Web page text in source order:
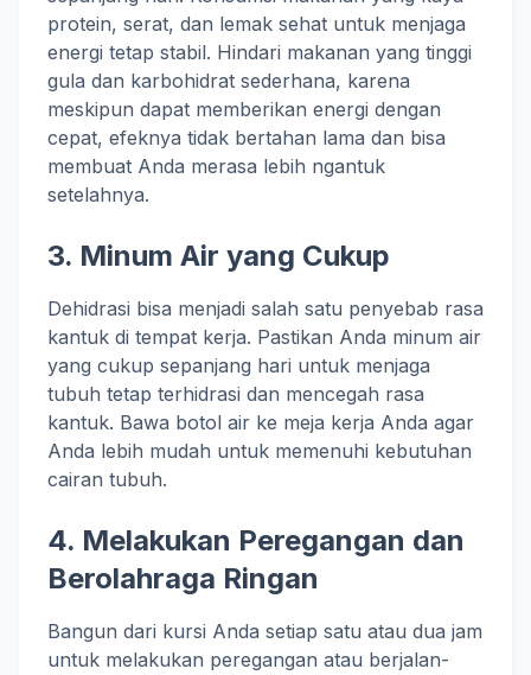
protein, serat, dan lemak sehat untuk menjaga
energi tetap stabil. Hindari makanan yang tinggi
gula dan karbohidrat sederhana, karena
meskipun dapat memberikan energi dengan
cepat, efeknya tidak bertahan lama dan bisa
membuat Anda merasa lebih ngantuk
setelahnya.
3. Minum Air yang Cukup
Dehidrasi bisa menjadi salah satu penyebab rasa
kantuk di tempat kerja. Pastikan Anda minum air
yang cukup sepanjang hari untuk menjaga
tubuh tetap terhidrasi dan mencegah rasa
kantuk. Bawa botol air ke meja kerja Anda agar
Anda lebih mudah untuk memenuhi kebutuhan
cairan tubuh.
4. Melakukan Peregangan dan
Berolahraga Ringan
Bangun dari kursi Anda setiap satu atau dua jam
untuk melakukan peregangan atau berjalan-